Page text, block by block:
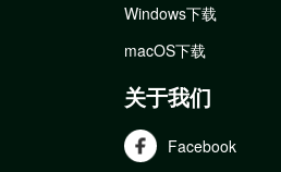
Windows下载
macOS下载
关于我们
Facebook